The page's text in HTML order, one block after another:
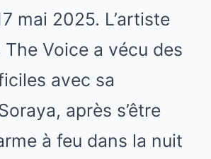
mai 2025. L’artiste
The Voice a vécu des
avec sa
après s’être
à feu dans la nuit